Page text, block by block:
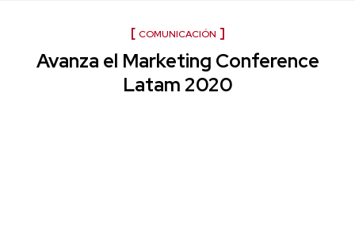
COMUNICACIÓN
Avanza el Marketing Conference
Latam 2020